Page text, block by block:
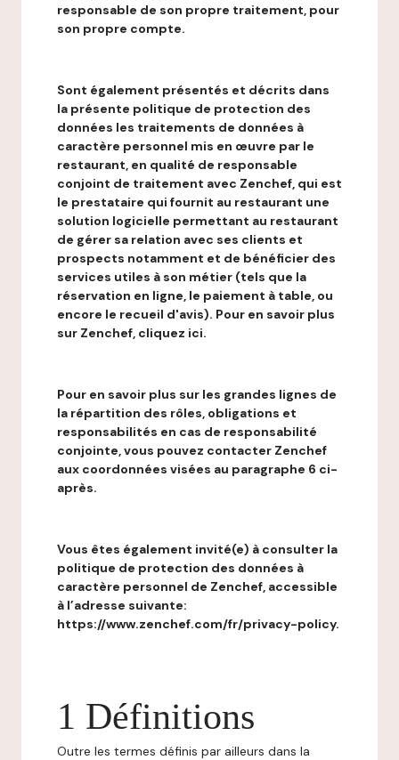
responsable de son propre traitement, pour
son propre compte.
Sont également présentés et décrits dans
la présente politique de protection des
données les traitements de données à
caractère personnel mis en œuvre par le
restaurant, en qualité de responsable
conjoint de traitement avec Zenchef, qui est
le prestataire qui fournit au restaurant une
solution logicielle permettant au restaurant
de gérer sa relation avec ses clients et
prospects notamment et de bénéficier des
services utiles à son métier (tels que la
réservation en ligne, le paiement à table, ou
encore le recueil d'avis). Pour en savoir plus
sur Zenchef, cliquez ici.
Pour en savoir plus sur les grandes lignes de
la répartition des rôles, obligations et
responsabilités en cas de responsabilité
conjointe, vous pouvez contacter Zenchef
aux coordonnées visées au paragraphe 6 ci-
après.
Vous êtes également invité(e) à consulter la
politique de protection des données à
caractère personnel de Zenchef, accessible
à l’adresse suivante:
https://www.zenchef.com/fr/privacy-policy.
1 Définitions
Outre les termes définis par ailleurs dans la